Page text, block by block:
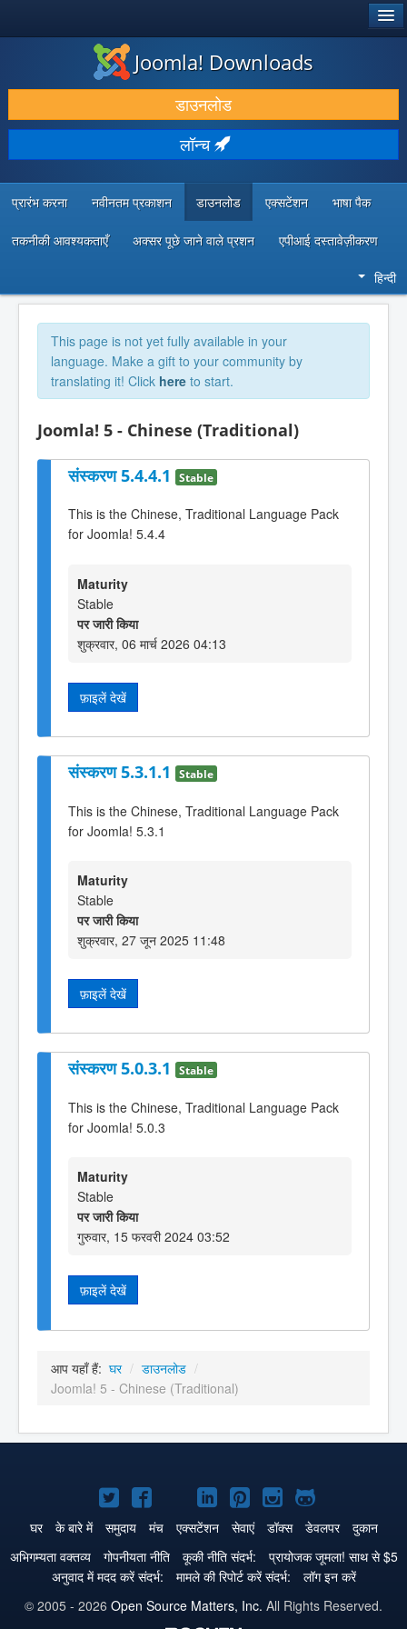
डाउनलोड करें और बढ़ाएं
खोजें और जानें
सामुदायिक समर्थन
डेवलपर संसाधन
Joomla! Downloads
डाउनलोड
लॉन्च
प्रारंभ करना नवीनतम प्रकाशन डाउनलोड एक्सटेंशन भाषा पैक
तकनीकी आवश्यकताएँ अक्सर पूछे जाने वाले प्रशन एपीआई दस्तावेज़ीकरण
हिन्दी
This page is not yet fully available in your
language. Make a gift to your community by
translating it! Click here to start.
Joomla! 5 - Chinese (Traditional)
संस्करण 5.4.4.1 Stable
This is the Chinese, Traditional Language Pack
for Joomla! 5.4.4
Maturity
Stable
पर जारी किया
शुक्रवार, 06 मार्च 2026 04:13
फ़ाइलें देखें
संस्करण 5.3.1.1 Stable
This is the Chinese, Traditional Language Pack
for Joomla! 5.3.1
Maturity
Stable
पर जारी किया
शुक्रवार, 27 जून 2025 11:48
फ़ाइलें देखें
संस्करण 5.0.3.1 Stable
This is the Chinese, Traditional Language Pack
for Joomla! 5.0.3
Maturity
Stable
पर जारी किया
गुरुवार, 15 फरवरी 2024 03:52
फ़ाइलें देखें
आप यहाँ हैं: घर / डाउनलोड /
Joomla! 5 - Chinese (Traditional)
Joomla!
Twitter
पे
Joomla!
Facebook
पे
Joomla!
GitHub
Joomla!
LinkedIn
पे
Joomla!
Pinterest
पे
Joomla!
Instagram
पे
Joomla!
GitHub
पे
घर के बारे में समुदाय मंच एक्सटेंशन सेवाएं डॉक्स डेवलपर
दुकान
अभिगम्यता वक्तव्य
गोपनीयता नीति कूकी नीति संदर्भ:
प्रायोजक जूमला! साथ से $5
अनुवाद में मदद करें संदर्भ:
मामले की रिपोर्ट करें संदर्भ:
लॉग इन करें
© 2005 - 2026 Open Source Matters, Inc. All Rights Reserved.